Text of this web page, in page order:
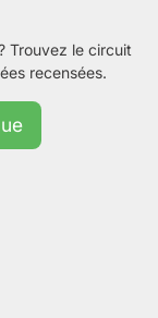
Trouvez le circuit
recensées.